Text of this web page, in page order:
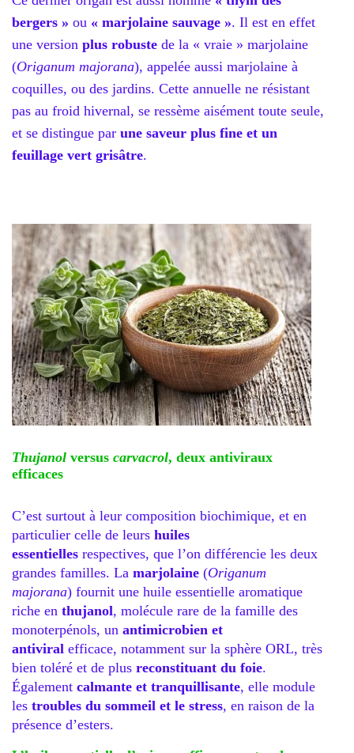
bergers » ou « marjolaine sauvage ». Il est en effet
une version plus robuste de la « vraie » marjolaine
(Origanum majorana), appelée aussi marjolaine à
coquilles, ou des jardins. Cette annuelle ne résistant
pas au froid hivernal, se ressème aisément toute seule,
et se distingue par une saveur plus fine et un
feuillage vert grisâtre.
Thujanol versus carvacrol, deux antiviraux
efficaces
C’est surtout à leur composition biochimique, et en
particulier celle de leurs huiles
essentielles respectives, que l’on différencie les deux
grandes familles. La marjolaine (Origanum
majorana) fournit une huile essentielle aromatique
riche en thujanol, molécule rare de la famille des
monoterpénols, un antimicrobien et
antiviral efficace, notamment sur la sphère ORL, très
bien toléré et de plus reconstituant du foie.
Également calmante et tranquillisante, elle module
les troubles du sommeil et le stress, en raison de la
présence d’esters.